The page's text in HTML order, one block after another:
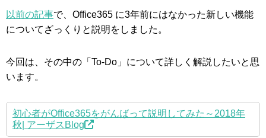
以前の記事で、Office365 に3年前にはなかった新しい機能
についてざっくりと説明をしました。
今回は、その中の「To-Do」について詳しく解説したいと思
います。
初心者がOffice365をがんばって説明してみた～2018年
秋| アーザスBlog